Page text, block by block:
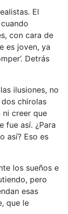
El
con cara de
es joven, ya
Detrás
ilusiones, no
chirolas
creer que
fue así. ¿Para
así? Eso es
los sueños e
pero
esas
que le